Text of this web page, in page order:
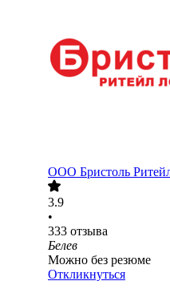
ООО Бристоль
3.9
•
333 отзыва
Белев
Можно без резюме
Откликнуться